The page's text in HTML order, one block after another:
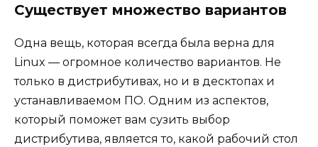
Существует множество вариантов
Одна вещь, которая всегда была верна для
Linux — огромное количество вариантов. Не
только в дистрибутивах, но и в десктопах и
устанавливаемом ПО. Одним из аспектов,
который поможет вам сузить выбор
дистрибутива, является то, какой рабочий стол